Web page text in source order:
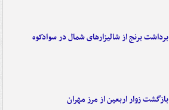
برداشت برنج از شالیزارهای شمال در سوادکوه
بازگشت زوار اربعین از مرز مهران